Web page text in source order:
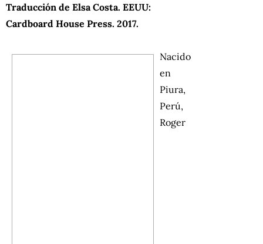
Traducción de Elsa Costa. EEUU:
Cardboard House Press. 2017.
Nacido
en
Piura,
Perú,
Roger